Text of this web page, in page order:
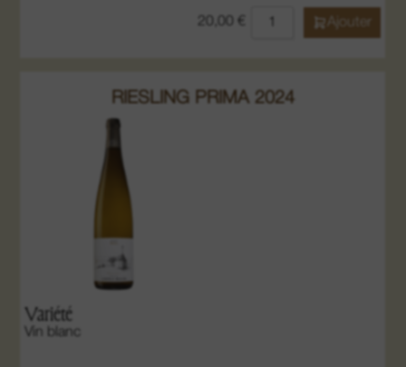
20,00 € Ajouter
RIESLING PRIMA 2024
Variété
Vin blanc